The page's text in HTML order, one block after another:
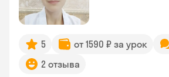
5 от 1590 ₽ за урок
2 отзыва